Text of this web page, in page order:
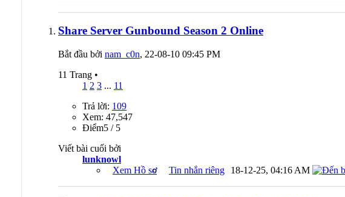
Share Server Gunbound Season 2 Online
Bắt đầu bởi nam_c0n, 22-08-10 09:45 PM
11 Trang •
1 2 3 ... 11
Trả lời: 109
Xem: 47,547
Ðiểm5 / 5
Viết bài cuối bởi
lunknowl
Xem Hồ sơ
Tin nhắn riêng 18-12-25, 04:16 AM